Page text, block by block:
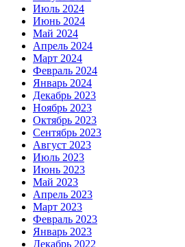
Июль 2024
Июнь 2024
Май 2024
Апрель 2024
Март 2024
Февраль 2024
Январь 2024
Декабрь 2023
Ноябрь 2023
Октябрь 2023
Сентябрь 2023
Август 2023
Июль 2023
Июнь 2023
Май 2023
Апрель 2023
Март 2023
Февраль 2023
Январь 2023
Декабрь 2022